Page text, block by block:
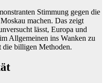
Stimmung gegen die
machen. Das zeigt
lässt, Europa und
Allgemeinen ins Wanken zu
die billigen Methoden.